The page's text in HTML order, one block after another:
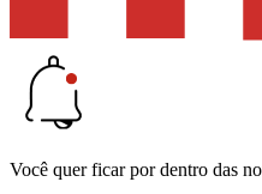
Você quer ficar por dentro das